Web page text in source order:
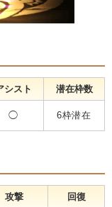
シスト 潜在枠数
◯ 6枠潜在
攻撃 回復